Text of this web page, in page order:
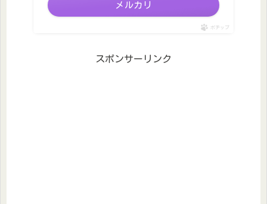
メルカリ
ポチップ
スポンサーリンク